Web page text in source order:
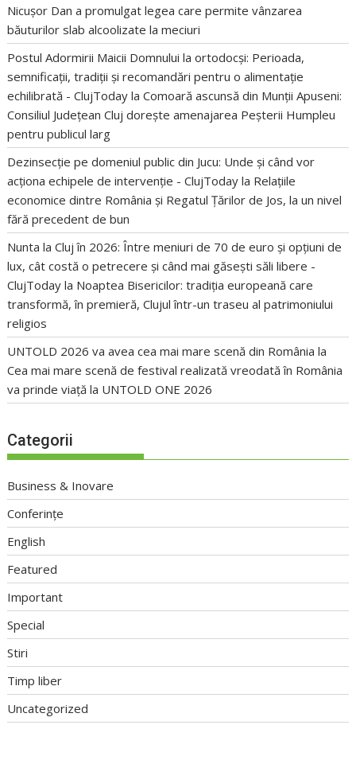
Nicușor Dan a promulgat legea care permite vânzarea
băuturilor slab alcoolizate la meciuri
Postul Adormirii Maicii Domnului la ortodocși: Perioada,
semnificații, tradiții și recomandări pentru o alimentație
echilibrată - ClujToday laComoară ascunsă din Munții Apuseni:
Consiliul Județean Cluj dorește amenajarea Peșterii Humpleu
pentru publicul larg
Dezinsecție pe domeniul public din Jucu: Unde și când vor
acționa echipele de intervenție - ClujToday la Relațiile
economice dintre România și Regatul Țărilor de Jos, la un nivel
fără precedent de bun
Nunta la Cluj în 2026: Între meniuri de 70 de euro și opțiuni de
lux, cât costă o petrecere și când mai găsești săli libere -
ClujToday la Noaptea Bisericilor: tradiția europeană care
transformă, în premieră, Clujul într-un traseu al patrimoniului
religios
UNTOLD 2026 va avea cea mai mare scenă din România la
Cea mai mare scenă de festival realizată vreodată în România
va prinde viață la UNTOLD ONE 2026
Categorii
Business & Inovare
Conferințe
English
Featured
Important
Special
Stiri
Timp liber
Uncategorized